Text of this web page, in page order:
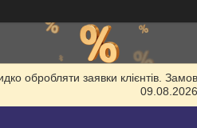
обробляти заявки клієнтів.